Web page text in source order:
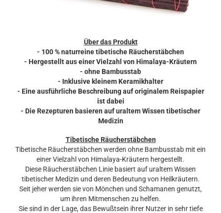
Über das Produkt
- 100 % naturreine tibetische Räucherstäbchen
- Hergestellt aus einer Vielzahl von Himalaya-Kräutern
- ohne Bambusstab
- Inklusive kleinem Keramikhalter
- Eine ausführliche Beschreibung auf originalem Reispapier
ist dabei
- Die Rezepturen basieren auf uraltem Wissen tibetischer
Medizin
Tibetische Räucherstäbchen
Tibetische Räucherstäbchen werden ohne Bambusstab mit ein
einer Vielzahl von Himalaya-Kräutern hergestellt.
Diese Räucherstäbchen Linie basiert auf uraltem Wissen
tibetischer Medizin und deren Bedeutung von Heilkräutern.
Seit jeher werden sie von Mönchen und Schamanen genutzt,
um ihren Mitmenschen zu helfen.
Sie sind in der Lage, das Bewußtsein ihrer Nutzer in sehr tiefe